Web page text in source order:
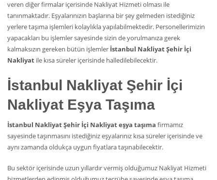
veren diğer firmalar içerisinde Nakliyat Hizmeti olması ile
tanınmaktadır. Eşyalarınızın başlarına bir şey gelmeden istediğiniz
yerlere taşıma işlemleri kolaylıkla yapılabilmektedir. Personellerimizin
yapacakları bu işlemler sayesinde sizin de yorulmanıza gerek
kalmaksızın gereken bütün işlemler İstanbul Nakliyat Şehir İçi
Nakliyat ile kısa süreler içerisinde halledilebilecektir.
İstanbul Nakliyat Şehir İçi
Nakliyat Eşya Taşıma
İstanbul Nakliyat Şehir İçi Nakliyat eşya taşıma firmamız
sayesinde taşınmasını istediğiniz eşyalarınız kısa süreler içerisinde ve
aynı zamanda oldukça uygun fiyatlara taşınabilecektir.
Bu sektör içerisinde uzun yıllardır vermiş olduğumuz Nakliyat Hizmeti